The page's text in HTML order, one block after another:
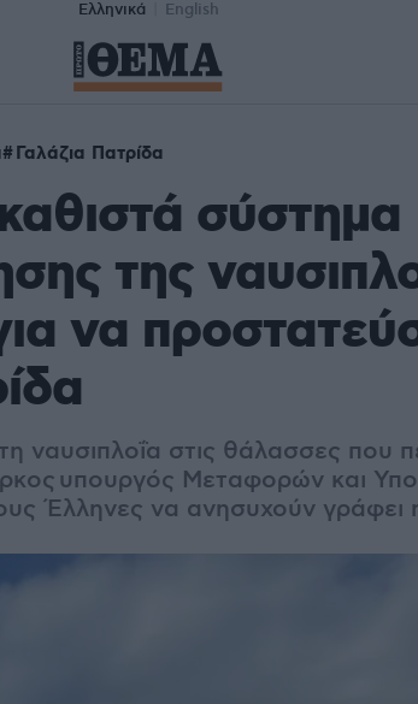
Ελληνικά English
Γαλάζια Πατρίδα
σύστημα
της
να
στις θάλασσες που
υπουργός Μεταφορών και
Έλληνες να ανησυχούν γράφει